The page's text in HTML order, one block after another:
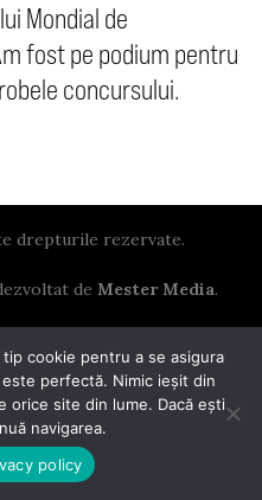
Mondial de
fost pe podium pentru
concursului.
drepturile rezervate.
de Mester Media.
cookie pentru a se asigura
perfectă. Nimic ieșit din
orice site din lume. Dacă ești
navigarea.
policy